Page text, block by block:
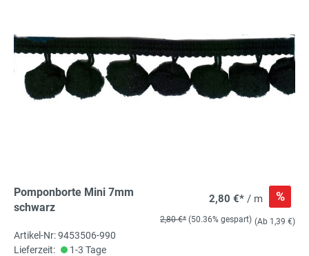
Pomponborte Mini 7mm
schwarz
2,80 €* / m %
2,80 €* (50.36% gespart) (Ab 1,39 €)
Artikel-Nr: 9453506-990
Lieferzeit:
1-3 Tage